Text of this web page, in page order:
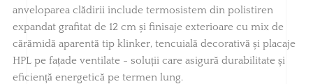
anveloparea clădirii include termosistem din polistiren
expandat grafitat de 12 cm și finisaje exterioare cu mix de
cărămidă aparentă tip klinker, tencuială decorativă și placaje
HPL pe fațade ventilate - soluții care asigură durabilitate și
eficiență energetică pe termen lung.